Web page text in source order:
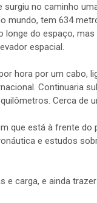
no caminho
mundo, tem 634
longe do espaço,
espacial.
hora por um cabo,
Continuaria
Cerca de
que está à frente do
e estudos
e carga, e ainda